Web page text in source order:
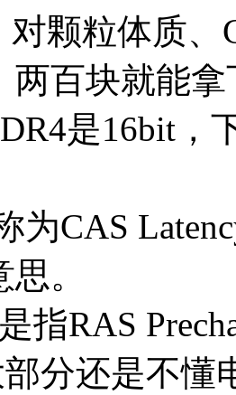
对颗粒体质
两百块就能
是16bit，
CAS
。
RAS
分还是不懂